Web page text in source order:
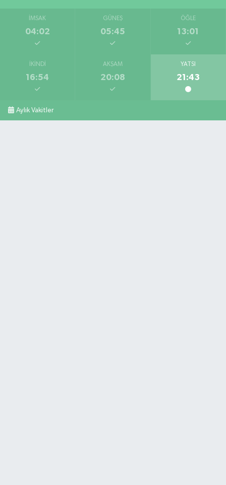
İMSAK
04:02
GÜNEŞ
05:45
ÖĞLE
13:01
İKINDI
16:54
AKŞAM
20:08
YATSI
21:43
Aylık Vakitler